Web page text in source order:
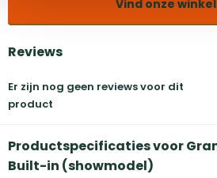
Vind onze
Reviews
Er zijn nog geen reviews voor dit
product
Productspecificaties voor
Built-in (showmodel)